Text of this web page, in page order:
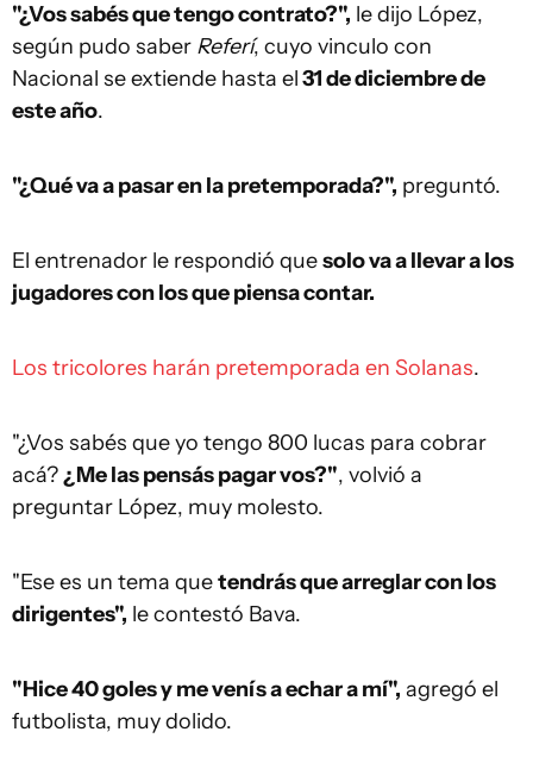
"¿Vos sabés que tengo contrato?", le dijo López,
según pudo saber Referí, cuyo vinculo con
Nacional se extiende hasta el31 de diciembre de
este año.
"¿Qué va a pasar en la pretemporada?", preguntó.
El entrenador le respondió quesolo va a llevar a los
jugadores con los que piensa contar.
Los tricolores harán pretemporada en Solanas.
"¿Vos sabés que yo tengo 800 lucas para cobrar
acá?¿Me las pensás pagar vos?", volvió a
preguntar López, muy molesto.
"Ese es un tema quetendrás que arreglar con los
dirigentes", le contestó Bava.
"Hice 40 goles y me venís a echar a mí", agregó el
futbolista, muy dolido.